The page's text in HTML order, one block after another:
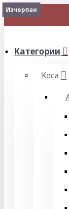
МЕНЮ
Категории
Коса
Изчерпан
Изчерпан
Изчерпан
Изчерпан
Изчерпан
Изчерпан
Изчерпан
Изчерпан
2-3 Days
Изчерпан